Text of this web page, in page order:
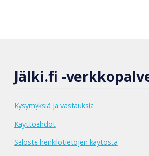
Jälki.fi -
Kysymyksiä ja vastauksia
Käyttöehdot
Seloste henkilötietojen käytöstä